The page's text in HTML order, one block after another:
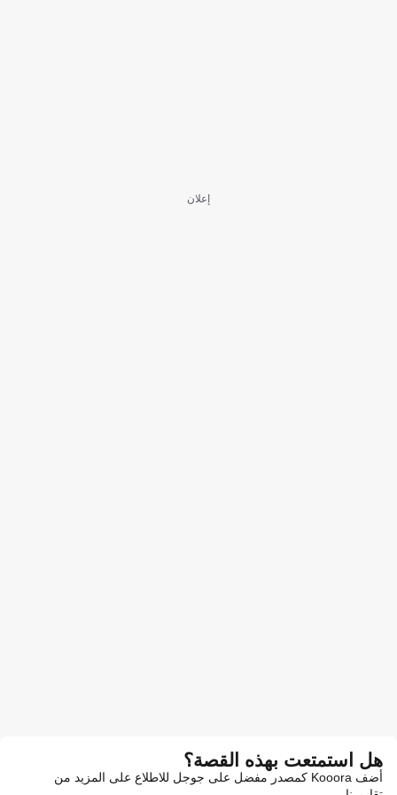
إعلان
هل استمتعت بهذه القصة؟
أضف Kooora كمصدر مفضل على جوجل للاطلاع على المزيد من